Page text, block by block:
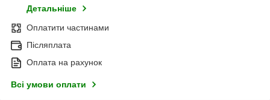
Детальніше
Оплатити частинами
Післяплата
Оплата на рахунок
Всі умови оплати